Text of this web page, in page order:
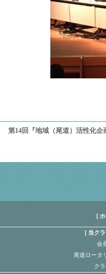
第14回『地域（尾道）活性化
[
当ク
会
尾道ロータ
ク